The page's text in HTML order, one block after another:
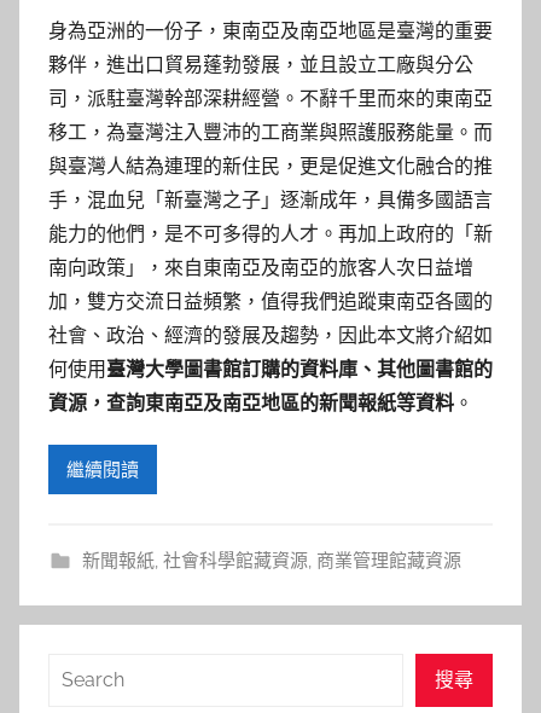
館
參
考
服
務
部
落
格
身為亞洲的一份子，東南亞及南亞地區是臺灣的重要
夥伴，進出口貿易蓬勃發展，並且設立工廠與分公
司，派駐臺灣幹部深耕經營。不辭千里而來的東南亞
移工，為臺灣注入豐沛的工商業與照護服務能量。而
與臺灣人結為連理的新住民，更是促進文化融合的推
手，混血兒「新臺灣之子」逐漸成年，具備多國語言
能力的他們，是不可多得的人才。再加上政府的「新
南向政策」，來自東南亞及南亞的旅客人次日益增
加，雙方交流日益頻繁，值得我們追蹤東南亞各國的
社會、政治、經濟的發展及趨勢，因此本文將介紹如
何使用 臺灣大學圖書館訂購的資料庫、其他圖書館的
資源，查詢東南亞及南亞地區的新聞報紙等資料 。
繼續閱讀
新聞報紙, 社會科學館藏資源, 商業管理館藏資源
搜
搜尋